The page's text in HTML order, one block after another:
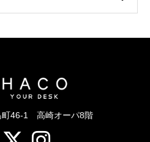
町46-1 高崎オーパ8階